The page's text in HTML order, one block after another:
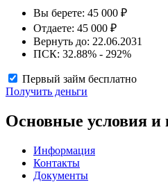
Вы берете: 45 000 ₽
Отдаете: 45 000 ₽
Вернуть до: 22.06.2031
ПСК: 32.88% - 292%
Первый займ бесплатно
Получить деньги
Основные условия и
Информация
Контакты
Документы